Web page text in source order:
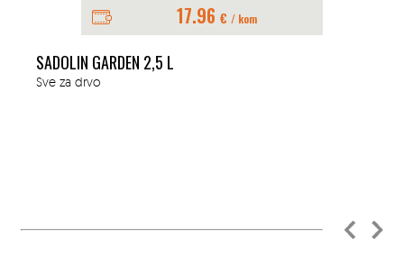
17.96 € / kom
SADOLIN GARDEN 2,5 L
Sve za drvo